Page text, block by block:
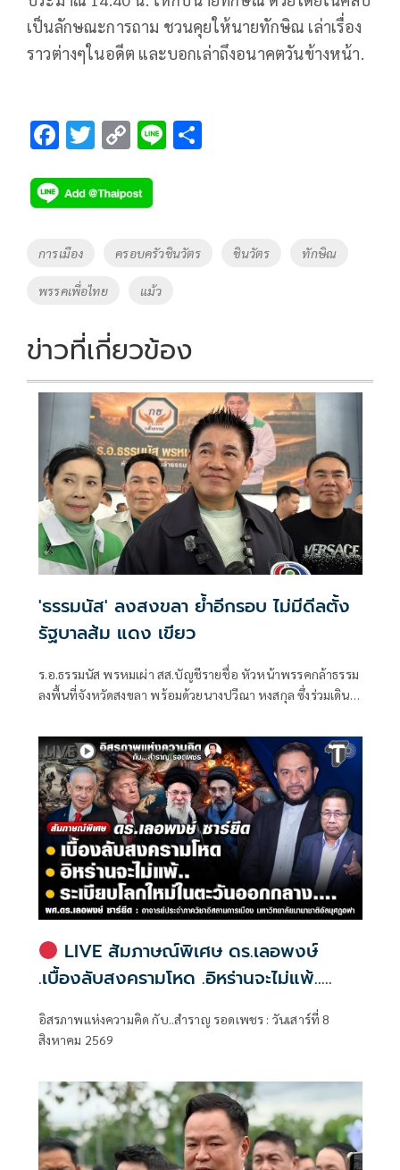
เป็นลักษณะการถาม ชวนคุยให้นายทักษิณ เล่าเรื่อง
ราวต่างๆในอดีต และบอกเล่าถึงอนาคตวันข้างหน้า.
F
e
b
o
o
k
T
tt
er
C
p
y
Li
k
Li
Tags
การเมือง ครอบครัวชินวัตร ชินวัตร ทักษิณ
พรรคเพื่อไทย แม้ว
ข่าวที่เกี่ยวข้อง
'ธรรมนัส' ลงสงขลา ย้ำอีกรอบ ไม่มีดีลตั้ง
รัฐบาลส้ม แดง เขียว
ร.อ.ธรรมนัส พรหมเผ่า สส.บัญชีรายชื่อ หัวหน้าพรรคกล้าธรรม
ลงพื้นที่จังหวัดสงขลา พร้อมด้วยนางปวีณา หงสกุล ซึ่งร่วมเดิน
ณ ที่ทำการนายเดชอิศม์ โดยมีการประชุมหารือแนวทางการ
ทำงานและขับเคลื่อนนโยบายในพื้นที่ ก่อนเดินทางต่อไปยัง
จังหวัดพัทลุง
LIVE สัมภาษณ์พิเศษ ดร.เลอพงษ์
.เบื้องลับสงครามโหด .อิหร่านจะไม่แพ้..
อิสรภาพแห่งความคิด กับ..สำราญ รอด
อิสรภาพแห่งความคิด กับ..สำราญ รอดเพชร : วันเสาร์ที่ 8
สิงหาคม 2569